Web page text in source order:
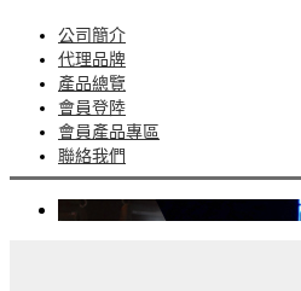
公司簡介
代理品牌
產品總覽
會員登陸
會員產品專區
聯絡我們